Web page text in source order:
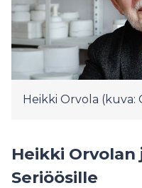
Heikki Orvola (kuva:
Heikki
Seriöösille